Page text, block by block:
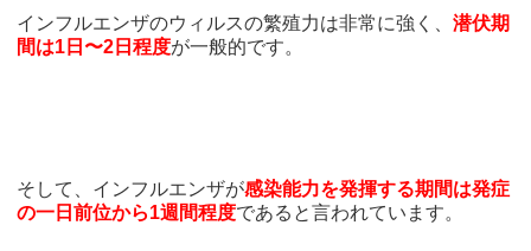
インフルエンザのウィルスの繁殖力は非常に強く、潜伏期
間は1日〜2日程度が一般的です。
そして、インフルエンザが感染能力を発揮する期間は発症
の一日前位から1週間程度であると言われています。